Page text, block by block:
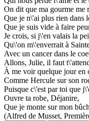
On dit que ma gourme me
Que je n\'ai plus rien dans
Que je suis vide à faire
Je crois, si j\'en valais la
Qu\'on m\'enverrait à
Avec un cancer dans le
Allons, Julie, il faut
À me voir quelque jour en
Comme Hercule sur son
Puisque c\'est par toi que
Ouvre ta robe, Déjanire,
Que je monte sur mon
(Alfred de Musset,